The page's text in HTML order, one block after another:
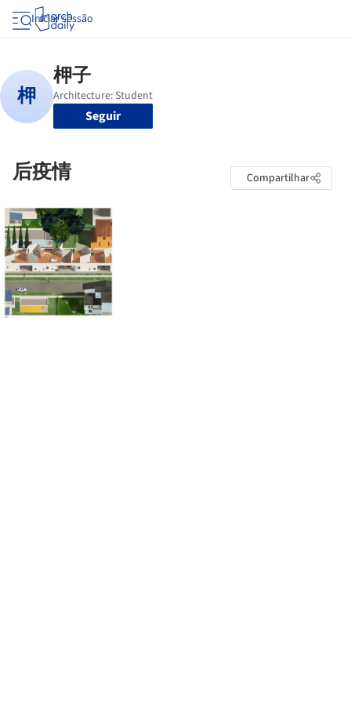
Iniciar sessão
Seguir
后疫情 Compartilhar